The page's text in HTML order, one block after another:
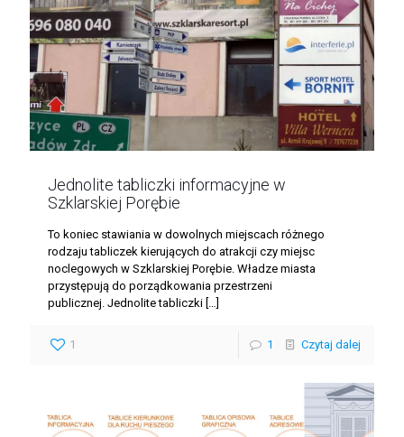
Jednolite tabliczki informacyjne w
Szklarskiej Porębie
To koniec stawiania w dowolnych miejscach różnego
rodzaju tabliczek kierujących do atrakcji czy miejsc
noclegowych w Szklarskiej Porębie. Władze miasta
przystępują do porządkowania przestrzeni
publicznej. Jednolite tabliczki
1 1 Czytaj dalej